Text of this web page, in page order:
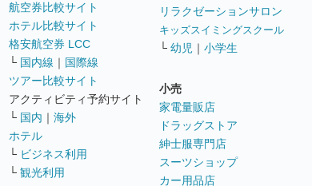
航空券比較サイト
ホテル比較サイト
格安航空券 LCC
└ 国内線 ｜ 国際線
ツアー比較サイト
アクティビティ予約サイト
└ 国内 ｜ 海外
ホテル
└ ビジネス利用
└ 観光利用
リラクゼーションサロン
キッズスイミングスクール
└ 幼児 ｜ 小学生
小売
家電量販店
ドラッグストア
紳士服専門店
スーツショップ
カー用品店